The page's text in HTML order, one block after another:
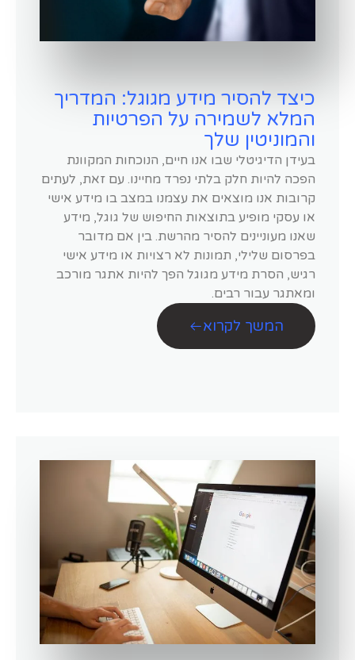
כיצד להסיר מידע מגוגל: המדריך
המלא לשמירה על הפרטיות
והמוניטין שלך
בעידן הדיגיטלי שבו אנו חיים, הנוכחות המקוונת
הפכה להיות חלק בלתי נפרד מחיינו. עם זאת, לעתים
קרובות אנו מוצאים את עצמנו במצב בו מידע אישי
או עסקי מופיע בתוצאות החיפוש של גוגל, מידע
שאנו מעוניינים להסיר מהרשת. בין אם מדובר
בפרסום שלילי, תמונות לא רצויות או מידע אישי
רגיש, הסרת מידע מגוגל הפך להיות אתגר מורכב
ומאתגר עבור רבים.
המשך לקרוא